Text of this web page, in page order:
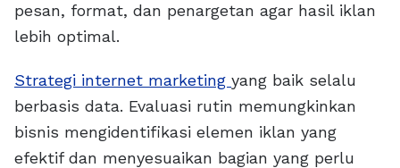
pesan, format, dan penargetan agar hasil iklan
lebih optimal.
Strategi internet marketing yang baik selalu
berbasis data. Evaluasi rutin memungkinkan
bisnis mengidentifikasi elemen iklan yang
efektif dan menyesuaikan bagian yang perlu